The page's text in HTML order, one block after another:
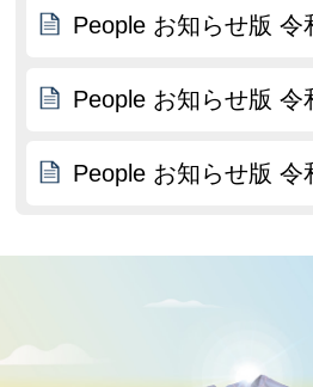
People お知らせ版 令
People お知らせ版 令
People お知らせ版 令